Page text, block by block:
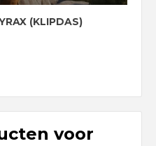
(KLIPDAS)
voor